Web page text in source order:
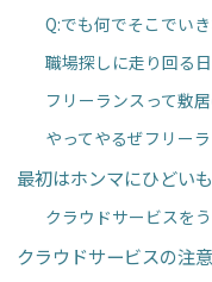
Q:でも何でそこでい
職場探しに走り回る
フリーランスって敷
やってやるぜフリー
最初はホンマにひどい
クラウドサービスを
クラウドサービスの注